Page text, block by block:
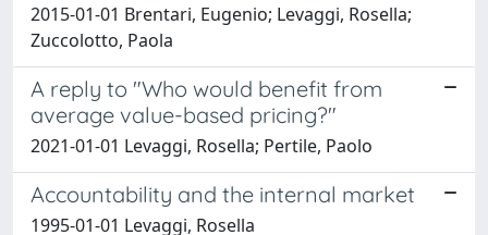
2015-01-01 Brentari, Eugenio; Levaggi, Rosella;
Zuccolotto, Paola
A reply to "Who would benefit from
average value-based pricing?"
2021-01-01 Levaggi, Rosella; Pertile, Paolo
Accountability and the internal market
1995-01-01 Levaggi, Rosella